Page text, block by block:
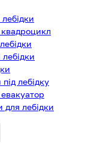
лебідки
лебідку
для лебідки